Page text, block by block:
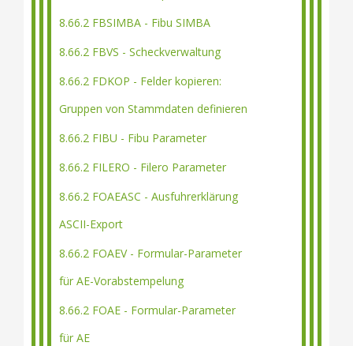
8.66.2 FBSIMBA - Fibu SIMBA
8.66.2 FBVS - Scheckverwaltung
8.66.2 FDKOP - Felder kopieren:
Gruppen von Stammdaten definieren
8.66.2 FIBU - Fibu Parameter
8.66.2 FILERO - Filero Parameter
8.66.2 FOAEASC - Ausfuhrerklärung
ASCII-Export
8.66.2 FOAEV - Formular-Parameter
für AE-Vorabstempelung
8.66.2 FOAE - Formular-Parameter
für AE